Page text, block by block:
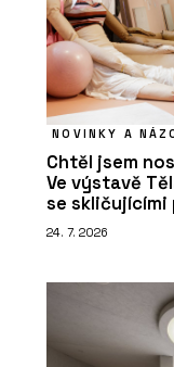
NOVINKY A
Chtěl jsem
Ve výstavě
se skličujícími
24. 7. 2026